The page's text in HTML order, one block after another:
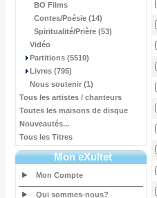
BO Films
Contes/Poésie (14)
Spiritualité/Prière (53)
Vidéo
Partitions (5510)
Livres (795)
Nous soutenir (1)
Tous les artistes / chanteurs
Toutes les maisons de disque
Nouveautés...
Tous les Titres
Mon eXultet
Mon Compte
Qui sommes-nous?